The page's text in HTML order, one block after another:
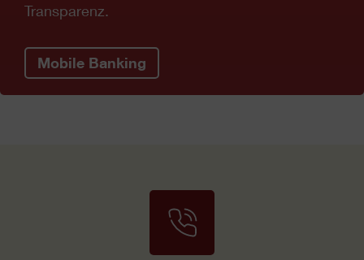
Transparenz.
Mobile Banking